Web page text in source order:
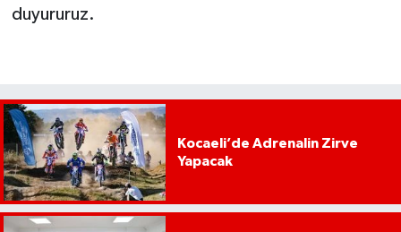
duyururuz.
Kocaeli’de Adrenalin Zirve
Yapacak